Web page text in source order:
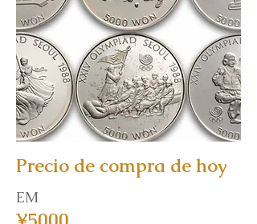
Precio de compra de hoy
EM